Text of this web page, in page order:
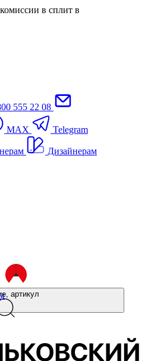
в сплит в
555 22 08
MAX Telegram
Дизайнерам
артикул